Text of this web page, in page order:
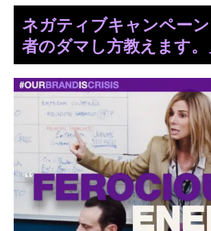
ネガティブキャンペー
者のダマし方教えます。